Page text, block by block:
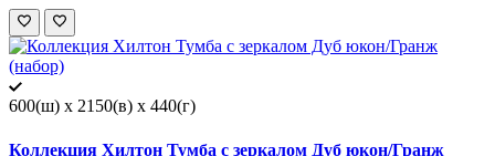
600(ш) x 2150(в) x 440(г)
Коллекция Хилтон Тумба с зеркалом Дуб юкон/Гранж